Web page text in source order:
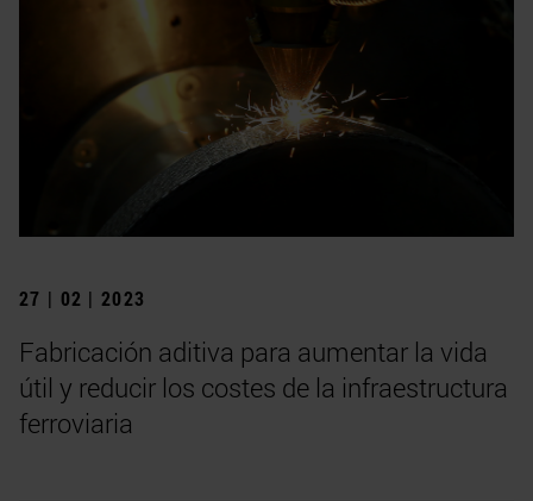
27 | 02 | 2023
Fabricación aditiva para aumentar la vida
útil y reducir los costes de la infraestructura
ferroviaria